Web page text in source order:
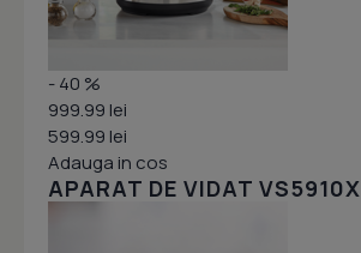
- 40 %
999.99 lei
599.99 lei
Adauga in cos
APARAT DE VIDAT VS5910X